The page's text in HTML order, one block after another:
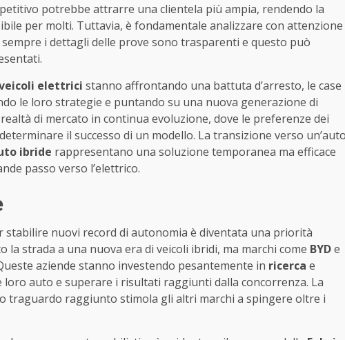
potrebbe attrarre una clientela più ampia, rendendo la
per molti. Tuttavia, è fondamentale analizzare con attenzione
i dettagli delle prove sono trasparenti e questo può
elettrici stanno affrontando una battuta d’arresto, le case
le loro strategie e puntando su una nuova generazione di
di mercato in continua evoluzione, dove le preferenze dei
il successo di un modello. La transizione verso
ibride rappresentano una soluzione temporanea ma efficace
passo verso l’elettrico.
nuovi record di autonomia è diventata una priorità
la strada a una nuova era di veicoli ibridi, ma marchi come BYDe
aziende stanno investendo pesantemente in ricerca e
auto e superare i risultati raggiunti dalla concorrenza. La
traguardo raggiunto stimola gli altri marchi a spingere oltre i